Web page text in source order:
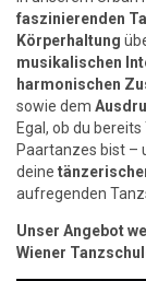
faszinierenden
Körperhaltung
musikalischen
harmonischen
sowie dem
Egal, ob du
Paartanzes bist –
deine
aufregenden
Unser Angebot
Wiener